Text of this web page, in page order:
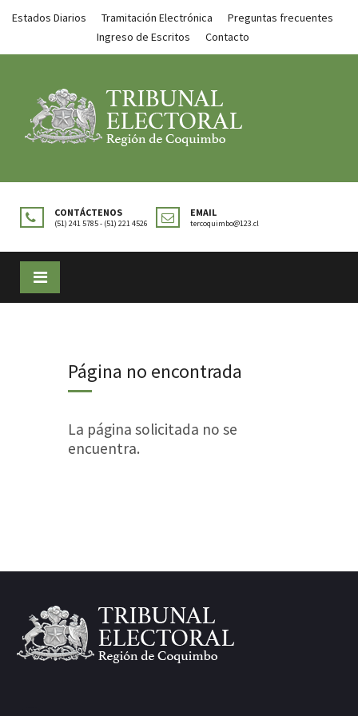
Estados Diarios Tramitación Electrónica
Preguntas frecuentes
Ingreso de Escritos
Contacto
CONTÁCTENOS
(51) 241 5785 - (51) 221 4526
EMAIL
tercoquimbo@123.cl
Página no encontrada
La página solicitada no se
encuentra.